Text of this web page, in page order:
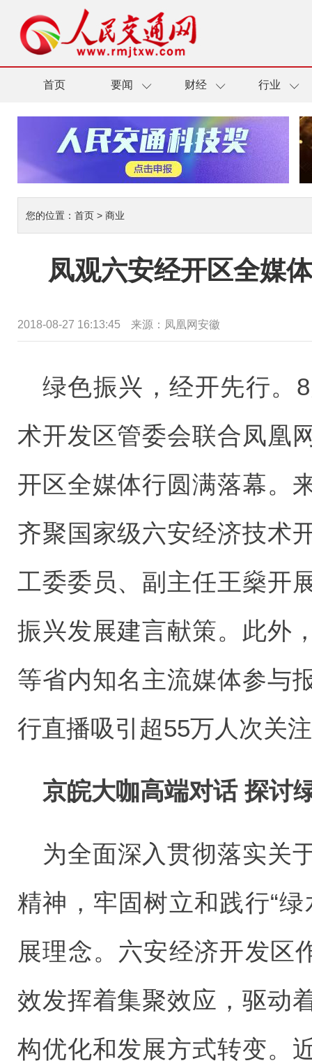
首页 要闻 财经 行业
您的位置： 首页 > 商业
凤观六安经开区全媒
2018-08-27 16:13:45 来源：凤凰网安徽
绿色振兴，经开先行。
术开发区管委会联合凤凰
开区全媒体行圆满落幕。
齐聚国家级六安经济技术
工委委员、副主任王燊开
振兴发展建言献策。此外
等省内知名主流媒体参与
行直播吸引超55万人次关
京皖大咖高端对话 探讨
为全面深入贯彻落实关
精神，牢固树立和践行“
展理念。六安经济开发区
效发挥着集聚效应，驱动
构优化和发展方式转变。